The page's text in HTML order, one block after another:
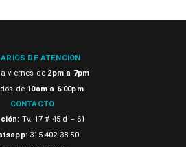
DE ATENCIÓN
viernes de 2pm a 7pm
de 10am a 6:00pm
CONTACTO
Tv. 17 # 45 d – 61
315 402 38 50